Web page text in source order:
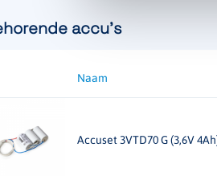
accu's
Naam
Accuset 3VTD70 G (3,6V